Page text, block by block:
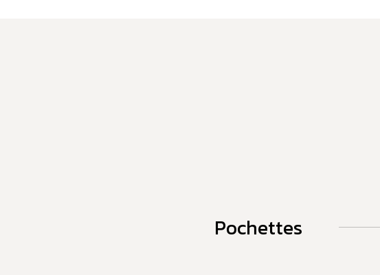
Pochettes